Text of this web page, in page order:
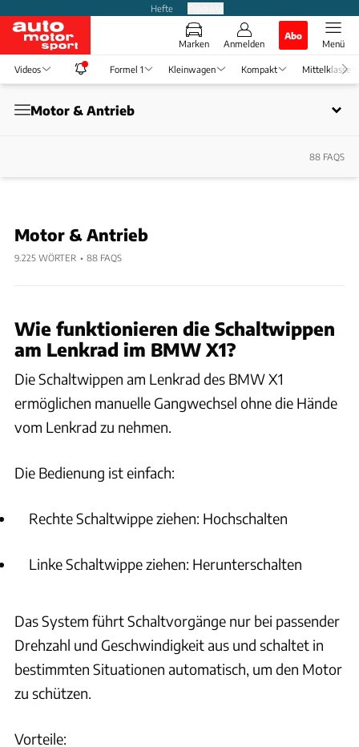
Hefte
Marken Anmelden
Abo
Menü
Videos Formel 1 Kleinwagen Kompakt Mittelklasse
Motor & Antrieb
88 FAQS
Displays & Instrumente
Fahrdynamik & Fahrwerk 64 FAQS
Komfort & Innenraum
Motor & Antrieb
Wie funktionieren die Schaltwippen am Lenkrad im BMW X1?
Wie funktioniert der automatische Schaltvorgang beim BMW
Wie funktioniert der dauerhafte Manuellbetrieb beim BMW
X1 Automatikgetriebe?
Wie funktioniert der erweiterte Modus des Steptronic
Motor & Antrieb
9.225 WÖRTER • 88 FAQS
Wie funktionieren die Schaltwippen
am Lenkrad im BMW X1?
Die Schaltwippen am Lenkrad des BMW X1
ermöglichen manuelle Gangwechsel ohne die Hände
vom Lenkrad zu nehmen.
Die Bedienung ist einfach:
Rechte Schaltwippe ziehen: Hochschalten
Linke Schaltwippe ziehen: Herunterschalten
Das System führt Schaltvorgänge nur bei passender
Drehzahl und Geschwindigkeit aus und schaltet in
bestimmten Situationen automatisch, um den Motor
zu schützen.
Vorteile: